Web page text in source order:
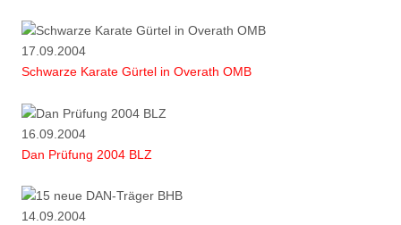
17.09.2004
Schwarze Karate Gürtel in Overath OMB
16.09.2004
Dan Prüfung 2004 BLZ
14.09.2004